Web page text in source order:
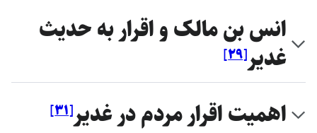
انس بن مالک و اقرار به حديث
غدير[۲۹]
اهميت اقرار مردم در غدير[۳۱]